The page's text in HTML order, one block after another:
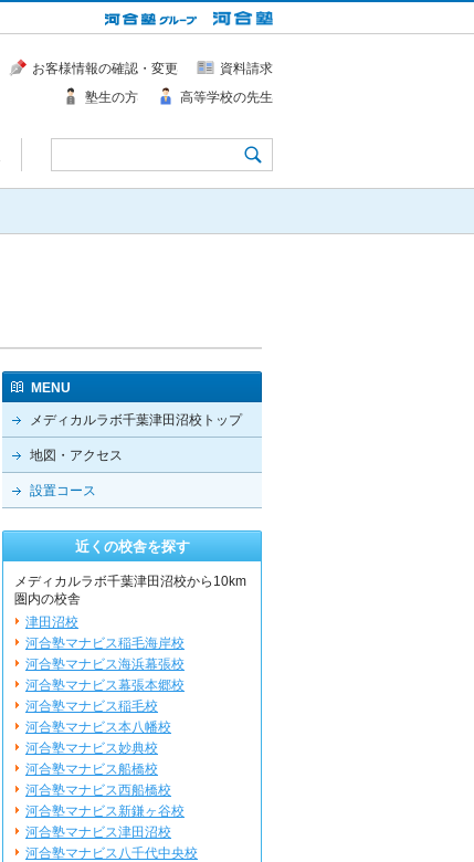
お客様情報の確認・変更
資料請求
塾生の方
高等学校の先生
MENU
メディカルラボ千葉津田沼校トップ
地図・アクセス
設置コース
近くの校舎を探す
メディカルラボ千葉津田沼校から10km
圏内の校舎
津田沼校
河合塾マナビス稲毛海岸校
河合塾マナビス海浜幕張校
河合塾マナビス幕張本郷校
河合塾マナビス稲毛校
河合塾マナビス本八幡校
河合塾マナビス妙典校
河合塾マナビス船橋校
河合塾マナビス西船橋校
河合塾マナビス新鎌ヶ谷校
河合塾マナビス津田沼校
河合塾マナビス八千代中央校